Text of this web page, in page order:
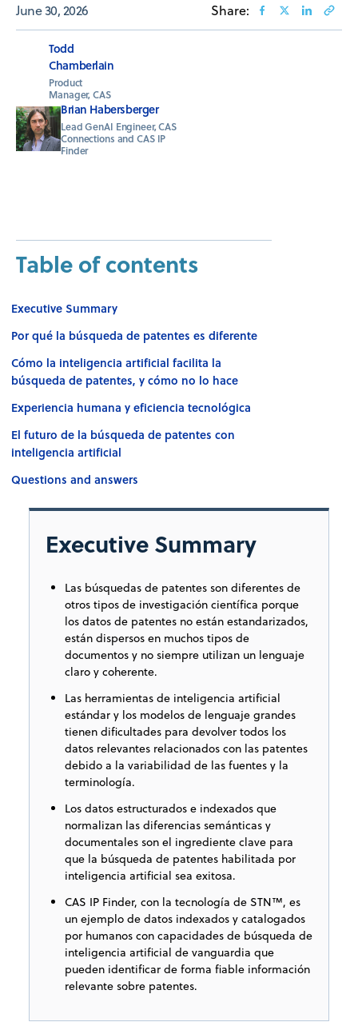
June 30, 2026 Share:
Todd
Chamberlain
Product
Manager, CAS
Brian Habersberger
Lead GenAI Engineer, CAS
Connections and CAS IP
Finder
Table of contents
Executive Summary
Por qué la búsqueda de patentes es diferente
Cómo la inteligencia artificial facilita la
búsqueda de patentes, y cómo no lo hace
Experiencia humana y eficiencia tecnológica
El futuro de la búsqueda de patentes con
inteligencia artificial
Questions and answers
Executive Summary
Las búsquedas de patentes son diferentes de
otros tipos de investigación científica porque
los datos de patentes no están estandarizados,
están dispersos en muchos tipos de
documentos y no siempre utilizan un lenguaje
claro y coherente.
Las herramientas de inteligencia artificial
estándar y los modelos de lenguaje grandes
tienen dificultades para devolver todos los
datos relevantes relacionados con las patentes
debido a la variabilidad de las fuentes y la
terminología.
Los datos estructurados e indexados que
normalizan las diferencias semánticas y
documentales son el ingrediente clave para
que la búsqueda de patentes habilitada por
inteligencia artificial sea exitosa.
CAS IP Finder, con la tecnología de STN™, es
un ejemplo de datos indexados y catalogados
por humanos con capacidades de búsqueda de
inteligencia artificial de vanguardia que
pueden identificar de forma fiable información
relevante sobre patentes.